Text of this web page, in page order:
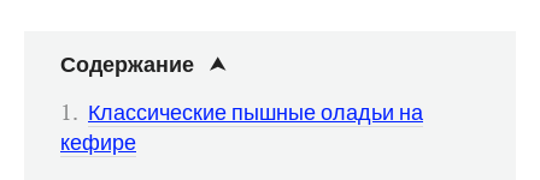
Содержание
Классические пышные оладьи на
кефире